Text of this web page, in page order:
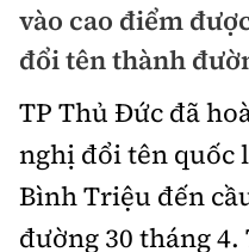
Chuyện dọc đường
Cải chính
Quy hoạch kiến trúc
Giám định chất lượng
Quản lý đô thị
Quản lý
Đường bộ
Hàng không
Kinh tế
Thị trường
Tài chính
Chứng khoán
Pháp luật
Thanh tra
An ninh hình sự
An toàn giao thông
vào cao điểm
đổi tên thành
TP Thủ Đức đã
nghị đổi tên quốc
Bình Triệu đến
đường 30 tháng